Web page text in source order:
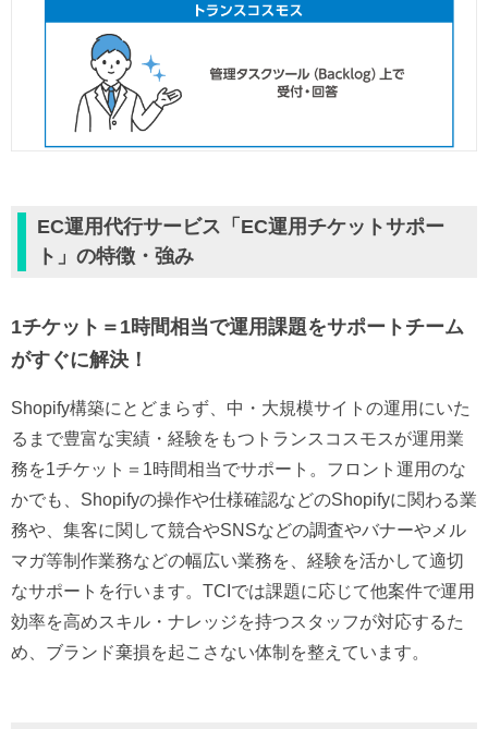
EC運用代行サービス「EC運用チケットサポー
ト」の特徴・強み
1チケット＝1時間相当で運用課題をサポートチーム
がすぐに解決！
Shopify構築にとどまらず、中・大規模サイトの運用にいた
るまで豊富な実績・経験をもつトランスコスモスが運用業
務を1チケット＝1時間相当でサポート。フロント運用のな
かでも、Shopifyの操作や仕様確認などのShopifyに関わる業
務や、集客に関して競合やSNSなどの調査やバナーやメル
マガ等制作業務などの幅広い業務を、経験を活かして適切
なサポートを行います。TCIでは課題に応じて他案件で運用
効率を高めスキル・ナレッジを持つスタッフが対応するた
め、ブランド棄損を起こさない体制を整えています。